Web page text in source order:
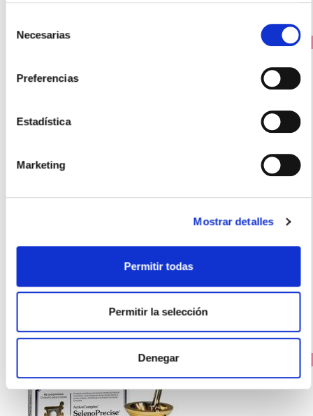
Necesarias
Preferencias
Estadística
Marketing
Mostrar detalles
Permitir todas
Permitir la selección
Denegar
LAMBERTS